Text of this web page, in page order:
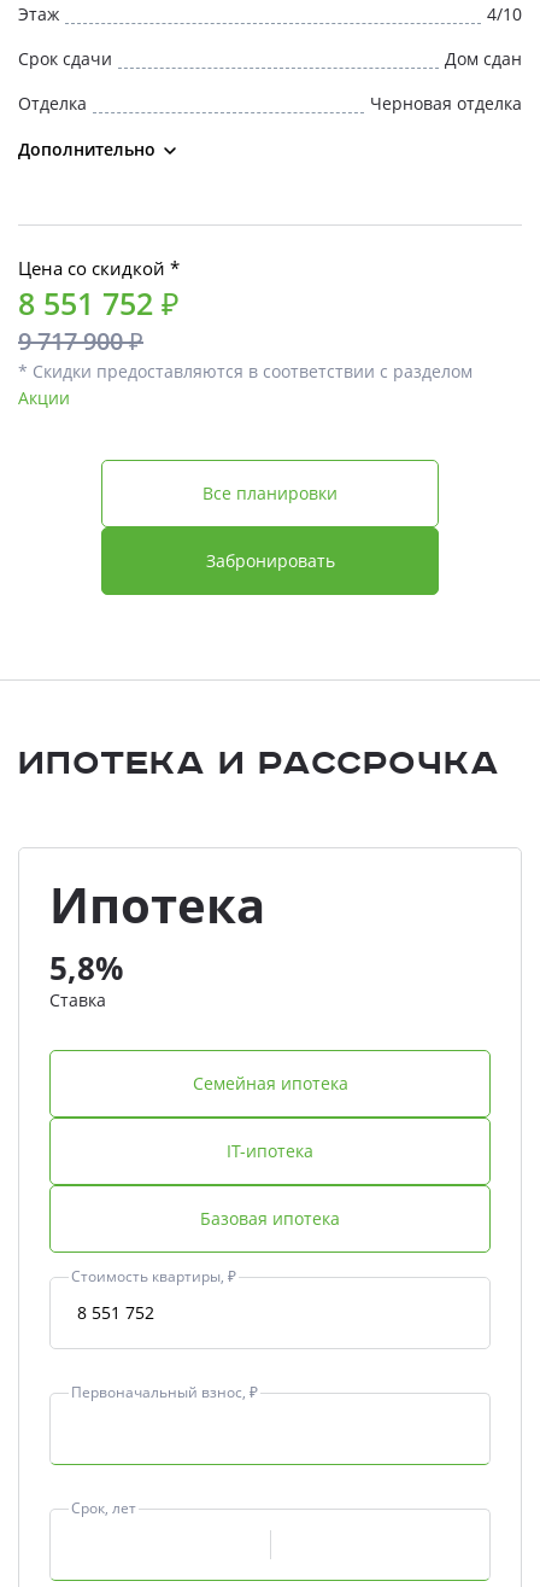
Этаж
4/10
Срок сдачи
Дом сдан
Отделка
Черновая отделка
Дополнительно
Цена со скидкой *
8 551 752 ₽
9 717 900 ₽
* Скидки предоставляются в соответствии с разделом
Акции
Забронировать
Все планировки
Ипотека и Рассрочка
Ипотека
5,8%
Ставка
Семейная ипотека
IT-ипотека
Базовая ипотека
Стоимость квартиры, ₽
Первоначальный взнос, ₽
Срок, лет